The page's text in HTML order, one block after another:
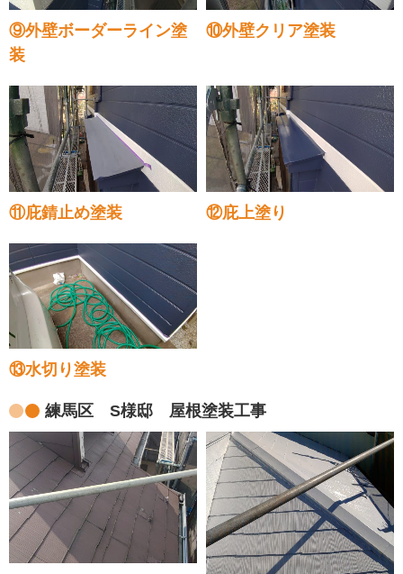
⑨外壁ボーダーライン塗
装
⑩外壁クリア塗装
⑪庇錆止め塗装 ⑫庇上塗り
⑬水切り塗装
練馬区 S様邸 屋根塗装工事